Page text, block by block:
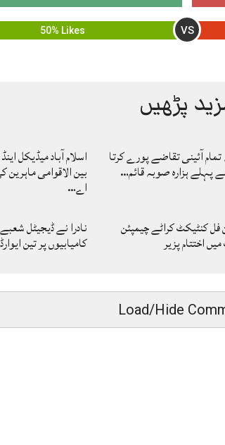
50% Likes VS
پڑھیں
اسلام آباد میڈیکل
بین الاقوامی ماہرین
اے…
تمام آئینی تقاضے پورے کرتا
ہزارہ صوبہ قائم…
نادرا نے ڈیجیٹل
کامیابیوں پر تین
فل کنٹیکٹ کراٹے چیمپئن
اختتام پزیر
Load/Hide